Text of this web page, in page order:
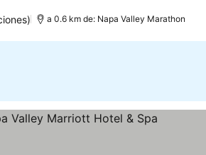
a 0.6 km de: Napa Valley Marathon